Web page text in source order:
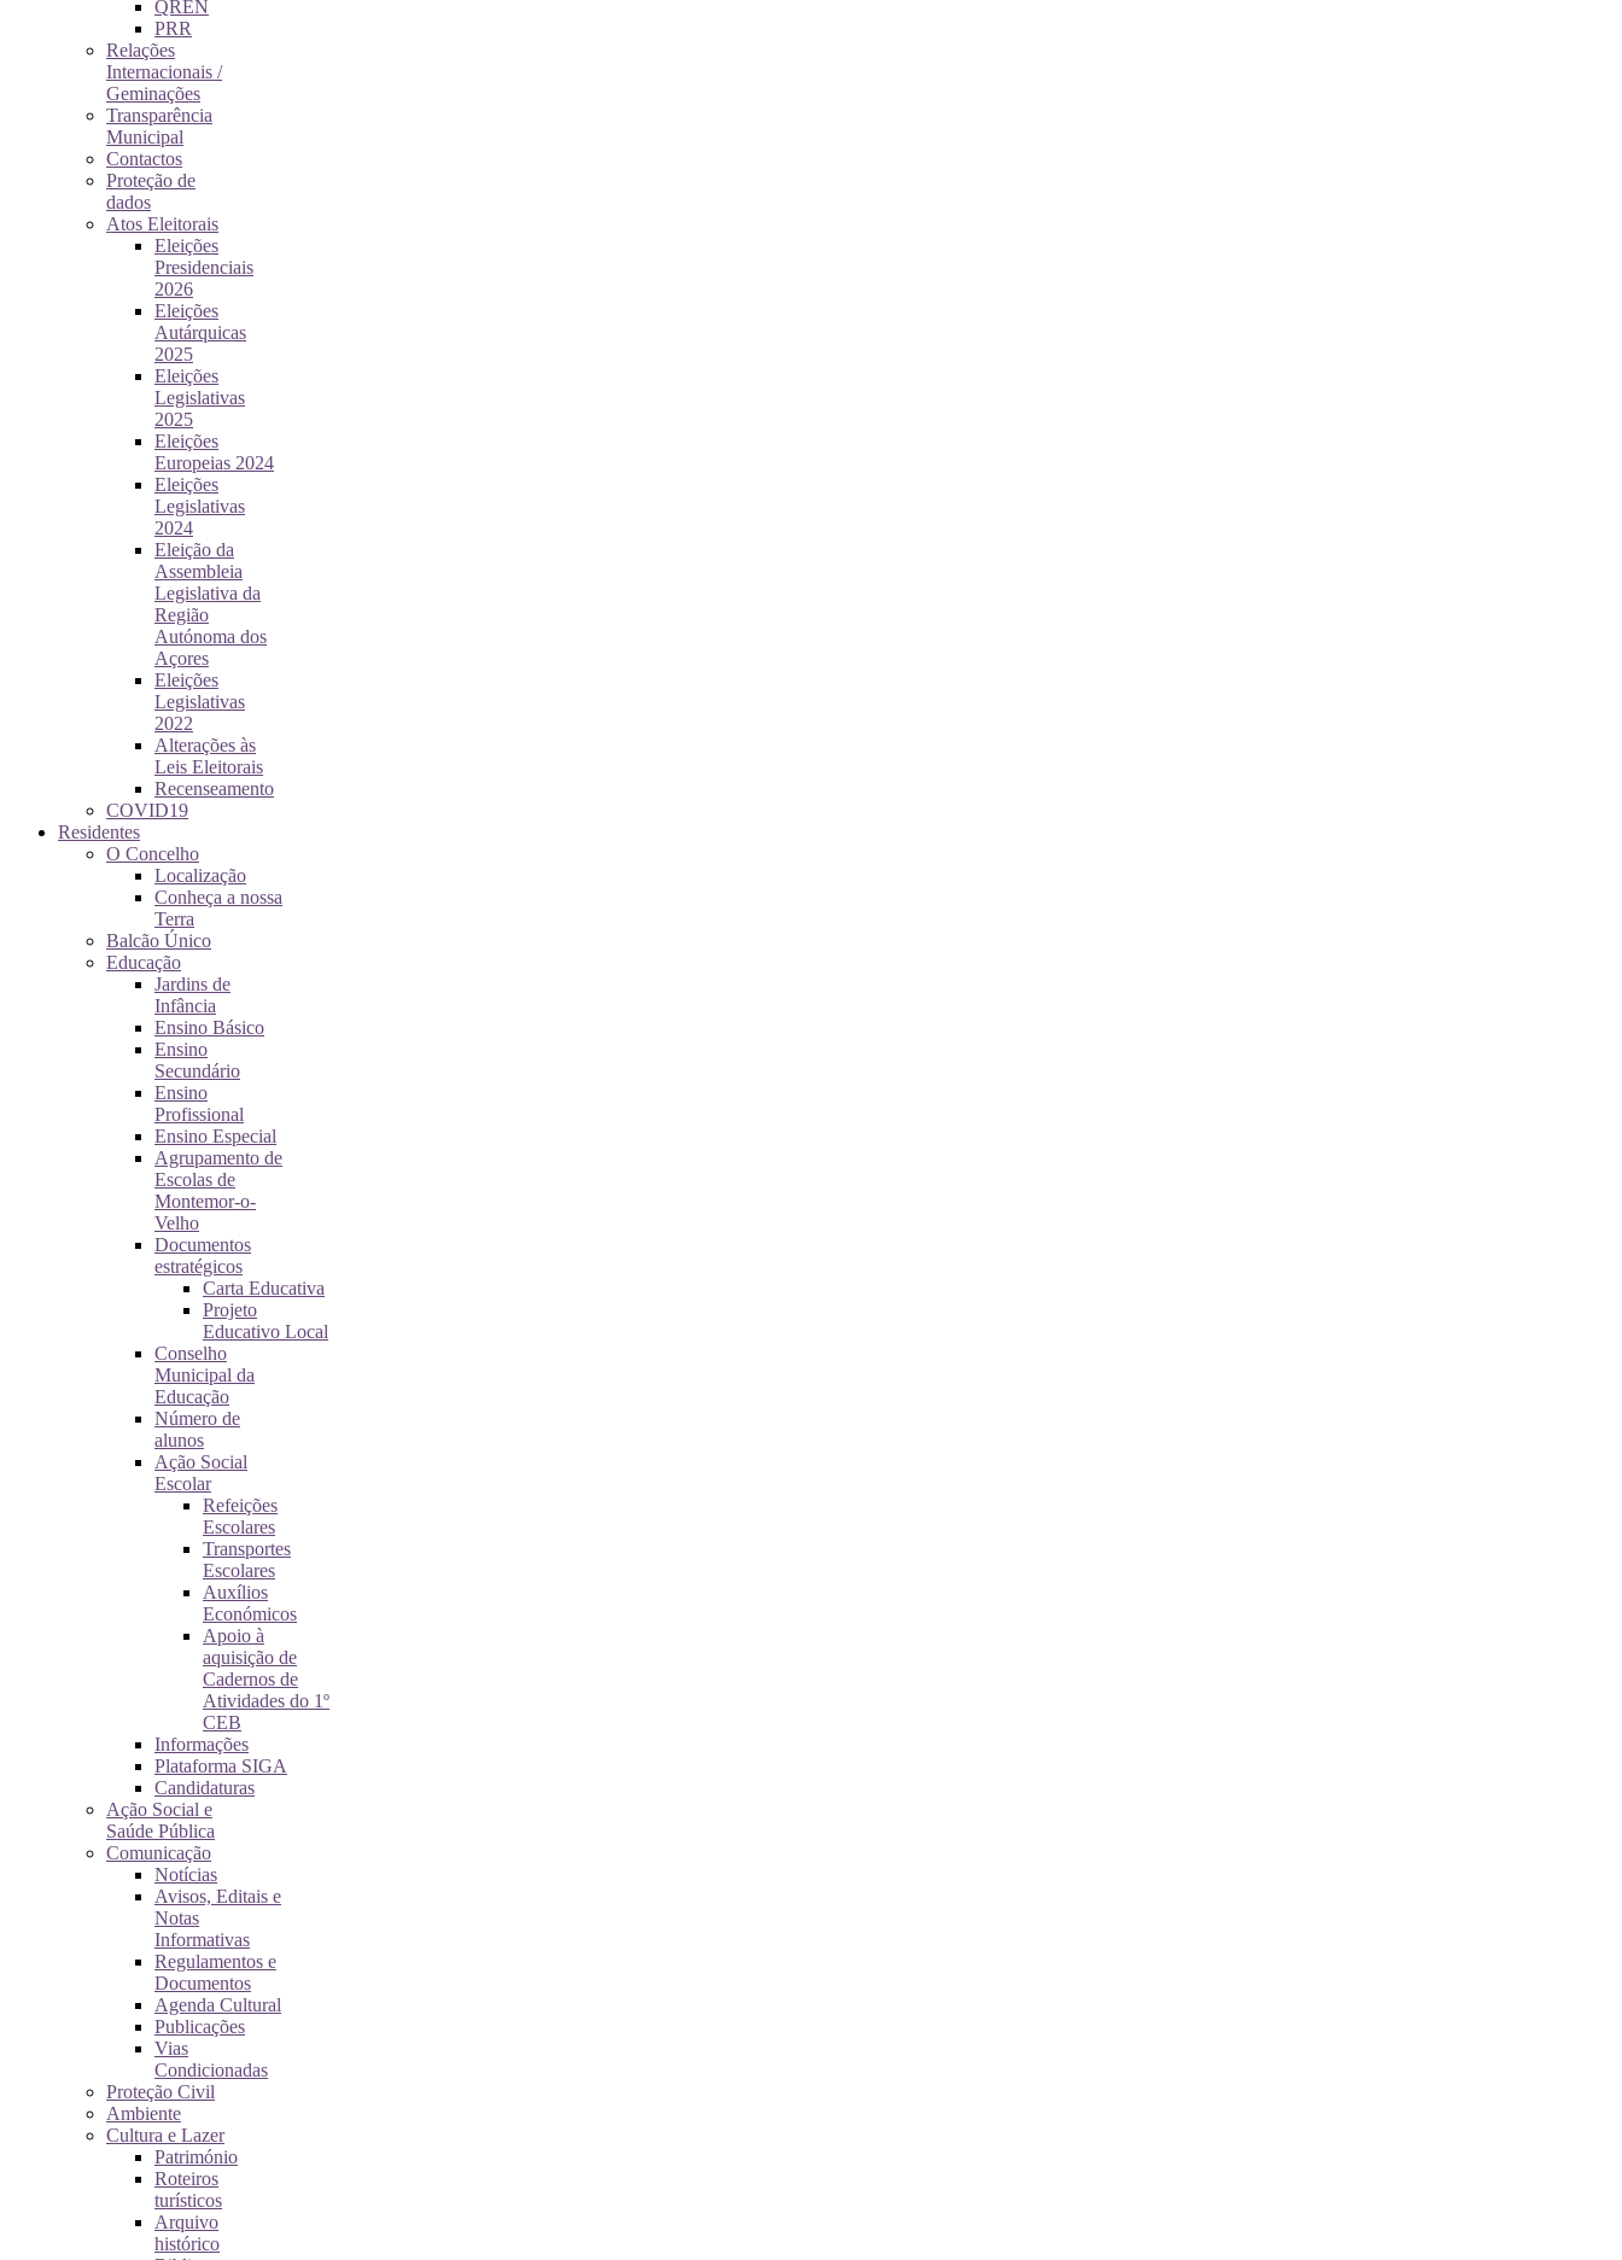
QREN
PRR
Relações
Internacionais /
Geminações
Transparência
Municipal
Contactos
Proteção de
dados
Atos Eleitorais
Eleições
Presidenciais
2026
Eleições
Autárquicas
2025
Eleições
Legislativas
2025
Eleições
Europeias 2024
Eleições
Legislativas
2024
Eleição da
Assembleia
Legislativa da
Região
Autónoma dos
Açores
Eleições
Legislativas
2022
Alterações às
Leis Eleitorais
Recenseamento
COVID19
Residentes
O Concelho
Localização
Conheça a nossa
Terra
Balcão Único
Educação
Jardins de
Infância
Ensino Básico
Ensino
Secundário
Ensino
Profissional
Ensino Especial
Agrupamento de
Escolas de
Montemor-o-
Velho
Documentos
estratégicos
Carta Educativa
Projeto
Educativo Local
Conselho
Municipal da
Educação
Número de
alunos
Ação Social
Escolar
Refeições
Escolares
Transportes
Escolares
Auxílios
Económicos
Apoio à
aquisição de
Cadernos de
Atividades do 1º
CEB
Informações
Plataforma SIGA
Candidaturas
Ação Social e
Saúde Pública
Comunicação
Notícias
Avisos, Editais e
Notas
Informativas
Regulamentos e
Documentos
Agenda Cultural
Publicações
Vias
Condicionadas
Proteção Civil
Ambiente
Cultura e Lazer
Património
Roteiros
turísticos
Arquivo
histórico